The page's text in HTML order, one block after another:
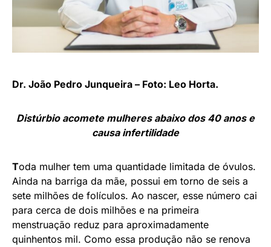
Dr. João Pedro Junqueira – Foto: Leo Horta.
Distúrbio acomete mulheres abaixo dos 40 anos e
causa infertilidade
Toda mulher tem uma quantidade limitada de óvulos.
Ainda na barriga da mãe, possui em torno de seis a
sete milhões de folículos. Ao nascer, esse número cai
para cerca de dois milhões e na primeira
menstruação reduz para aproximadamente
quinhentos mil. Como essa produção não se renova